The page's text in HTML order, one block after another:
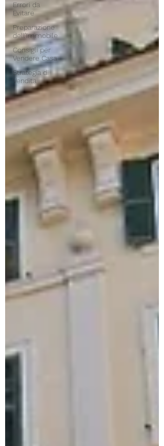
Errori da
Evitare
Preparazione
dell’Immobile
Consigli per
Vendere Casa
Strategia di
Vendita